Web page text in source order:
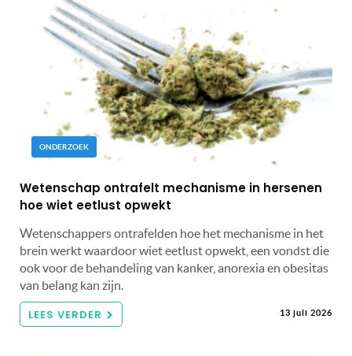
ONDERZOEK
Wetenschap ontrafelt mechanisme in hersenen
hoe wiet eetlust opwekt
Wetenschappers ontrafelden hoe het mechanisme in het
brein werkt waardoor wiet eetlust opwekt, een vondst die
ook voor de behandeling van kanker, anorexia en obesitas
van belang kan zijn.
LEES VERDER 13 juli 2026